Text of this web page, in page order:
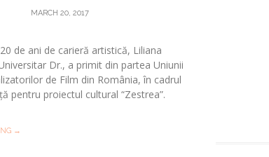
MARCH 20, 2017
de ani de carieră artistică, Liliana
Dr., a primit din partea Uniunii
de Film din România, în cadrul
pentru proiectul cultural “Zestrea”.
→